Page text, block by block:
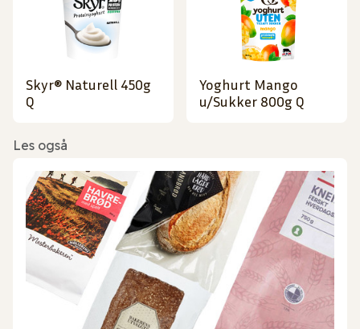
Skyr® Naturell 450g
Q
Yoghurt Mango
u/Sukker 800g Q
Les også